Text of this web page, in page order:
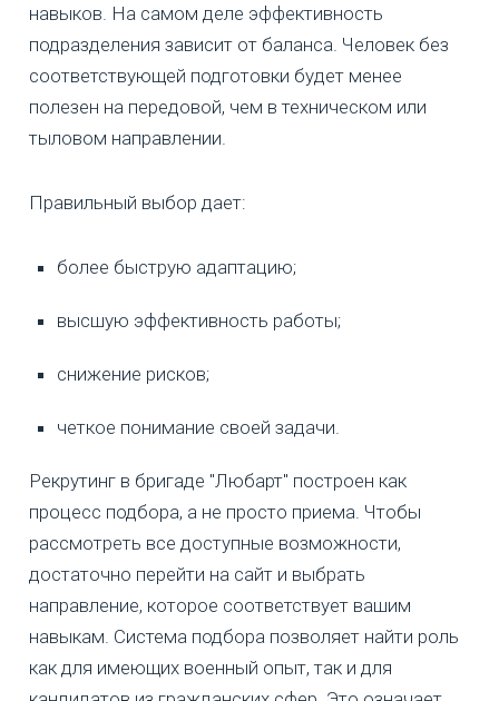
навыков. На самом деле эффективность
подразделения зависит от баланса. Человек без
соответствующей подготовки будет менее
полезен на передовой, чем в техническом или
тыловом направлении.
Правильный выбор дает:
более быструю адаптацию;
высшую эффективность работы;
снижение рисков;
четкое понимание своей задачи.
Рекрутинг в бригаде "Любарт" построен как
процесс подбора, а не просто приема. Чтобы
рассмотреть все доступные возможности,
достаточно перейти на сайт и выбрать
направление, которое соответствует вашим
навыкам. Система подбора позволяет найти роль
как для имеющих военный опыт, так и для